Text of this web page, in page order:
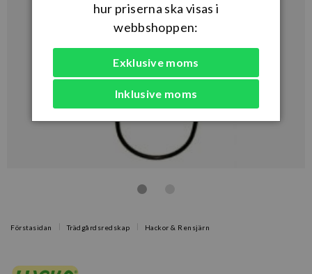
Förstasidan Trädgårdsredskap Hackor & Rensjärn
hur priserna ska visas i
webbshoppen:
Exklusive moms
Inklusive moms